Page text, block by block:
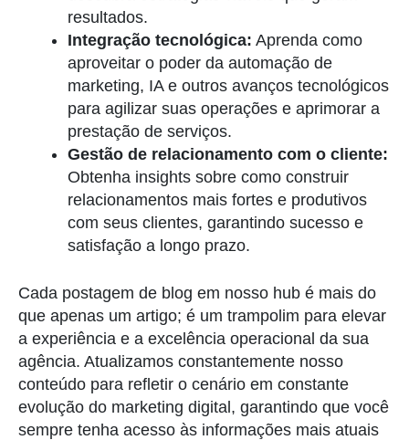
resultados.
Integração tecnológica: Aprenda como
aproveitar o poder da automação de
marketing, IA e outros avanços tecnológicos
para agilizar suas operações e aprimorar a
prestação de serviços.
Gestão de relacionamento com o cliente:
Obtenha insights sobre como construir
relacionamentos mais fortes e produtivos
com seus clientes, garantindo sucesso e
satisfação a longo prazo.
Cada postagem de blog em nosso hub é mais do
que apenas um artigo; é um trampolim para elevar
a experiência e a excelência operacional da sua
agência. Atualizamos constantemente nosso
conteúdo para refletir o cenário em constante
evolução do marketing digital, garantindo que você
sempre tenha acesso às informações mais atuais